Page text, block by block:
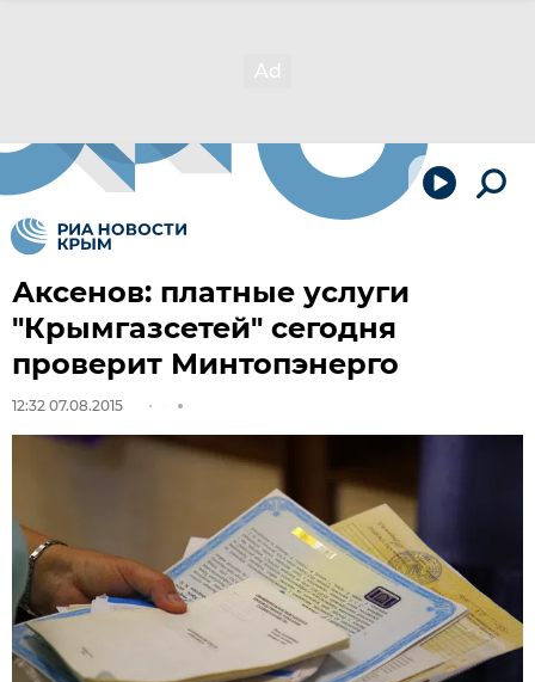
Аксенов: платные услуги
"Крымгазсетей" сегодня
проверит Минтопэнерго
12:32 07.08.2015